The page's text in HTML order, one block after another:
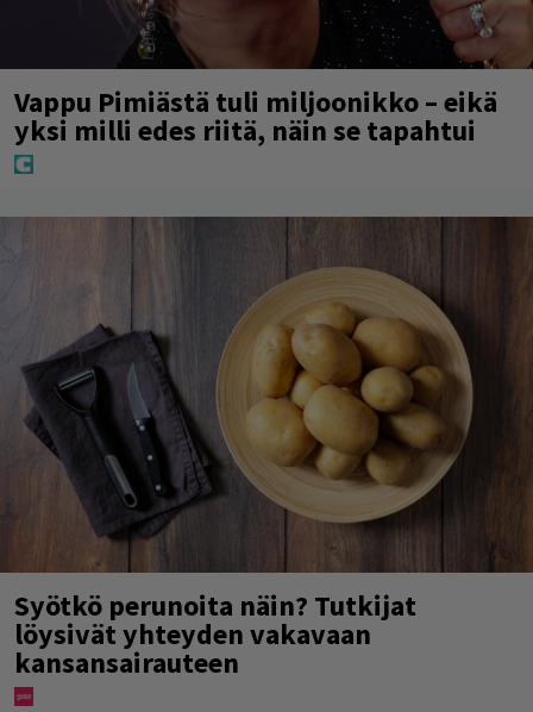
Vappu Pimiästä tuli miljoonikko – eikä
yksi milli edes riitä, näin se tapahtui
Syötkö perunoita näin? Tutkijat
löysivät yhteyden vakavaan
kansansairauteen